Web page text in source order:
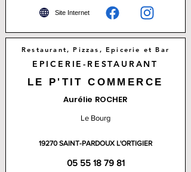
Site Internet
Restaurant, Pizzas, Epicerie et Bar
EPICERIE-RESTAURANT
LE P'TIT COMMERCE
Aurélie ROCHER
Le Bourg
19270 SAINT-PARDOUX L'ORTIGIER
05 55 18 79 81